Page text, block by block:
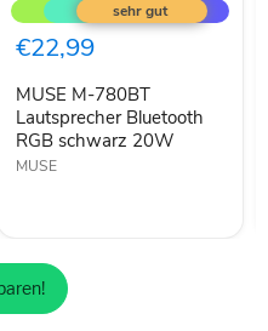
780BT
Lautsprecher
Bluetooth
schwarz
20W
€22,99
MUSE M-780BT
Lautsprecher Bluetooth
RGB schwarz 20W
MUSE